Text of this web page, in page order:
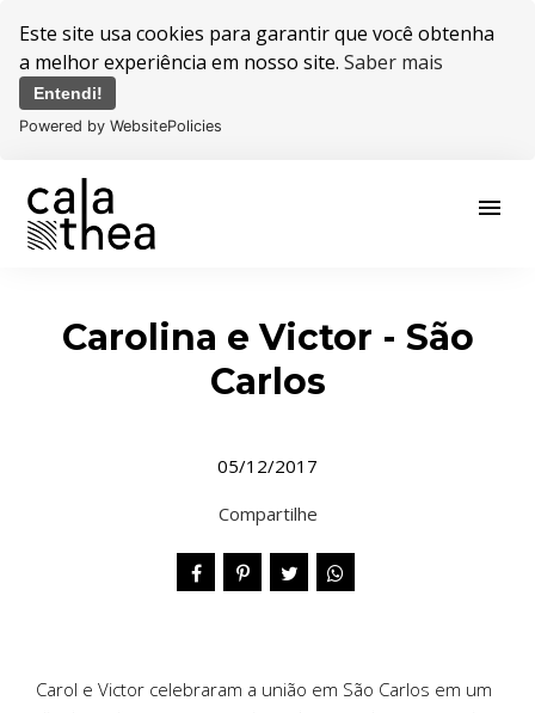
Este site usa cookies para garantir que você obtenha
a melhor experiência em nosso site. Saber mais
Entendi!
Powered by WebsitePolicies
menu
Carolina e Victor - São
Carlos
05/12/2017
Compartilhe
Carol e Victor celebraram a união em São Carlos em um